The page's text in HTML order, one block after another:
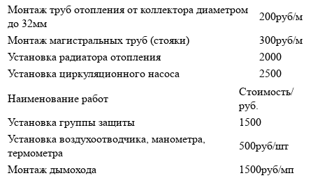
Монтаж труб отопления от коллектора диаметром
до 32мм
200руб/м
Монтаж магистральных труб (стояки)
300руб/м
Установка радиатора отопления
2000
Установка циркуляционного насоса
2500
Наименование работ
Стоимость/
руб.
Установка группы защиты
1500
Установка воздухоотводчика, манометра,
термометра
500руб/шт
Монтаж дымохода
1500руб/мп